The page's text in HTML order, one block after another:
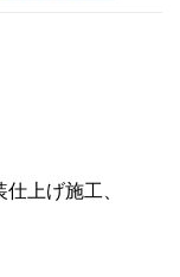
仕上げ施工